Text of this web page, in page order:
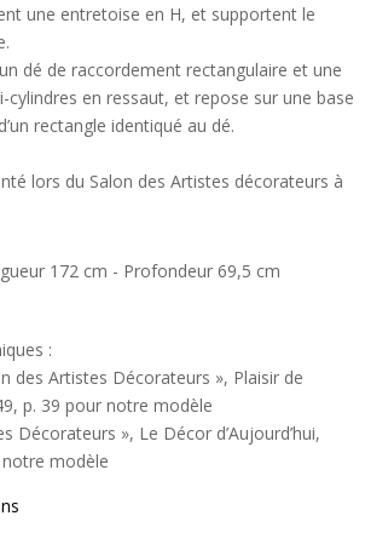
une entretoise en H, et supportent le
dé de raccordement rectangulaire et une
cylindres en ressaut, et repose sur une base
rectangle identiqué au dé.
lors du Salon des Artistes décorateurs à
172 cm - Profondeur 69,5 cm
:
des Artistes Décorateurs », Plaisir de
p. 39 pour notre modèle
Décorateurs », Le Décor d’Aujourd’hui,
modèle